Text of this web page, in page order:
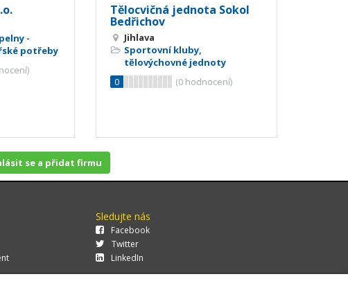
-
potřeby
Tělocvičná jednota Sokol
Bedřichov
Jihlava
Sportovní kluby,
tělovýchovné jednoty
0
(0hodnocení)
se a přidat firmu
Sledujte nás
Facebook
Twitter
LinkedIn